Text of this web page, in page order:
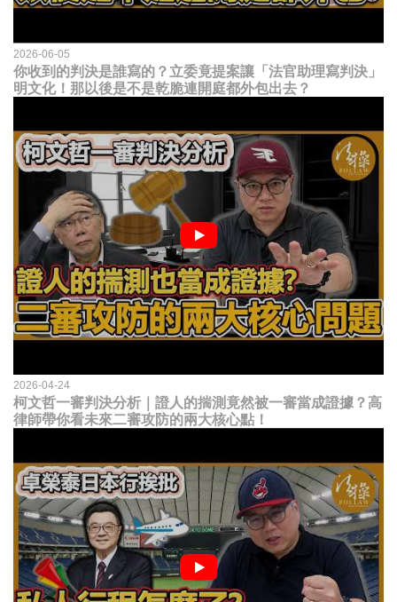
2026-06-05
你收到的判決是誰寫的？立委竟提案讓「法官助理寫判決」
明文化！那以後是不是乾脆連開庭都外包出去？
2026-04-24
柯文哲一審判決分析｜證人的揣測竟然被一審當成證據？高
律師帶你看未來二審攻防的兩大核心點！